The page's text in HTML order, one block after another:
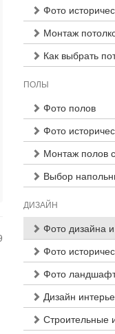
Фото
Монтаж
Как выбрать
ПОЛЫ
Фото полов
Фото
Монтаж полов
Выбор
ДИЗАЙН
Фото дизайна
Фото
Фото
Дизайн
Строительные